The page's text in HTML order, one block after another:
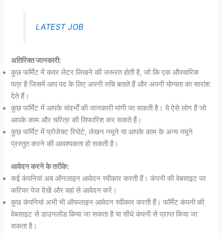
LATEST JOB
अतिरिक्त जानकारी:
कुछ फॉर्मेट में कवर लेटर लिखने की जरूरत होती है, जो कि एक औपचारिक
पत्र है जिसमें आप पद के लिए अपनी रुचि बताते हैं और अपनी योग्यता का सारांश
देते हैं।
कुछ फॉर्मेट में आपके संदर्भों की जानकारी मांगी जा सकती है। ये ऐसे लोग हैं जो
आपके काम और चरित्र की सिफारिश कर सकते हैं।
कुछ फॉर्मेट में प्रोजेक्ट रिपोर्ट, लेखन नमूने या आपके काम के अन्य नमूने
प्रस्तुत करने की आवश्यकता हो सकती है।
आवेदन करने के तरीके:
कई कंपनियां अब ऑनलाइन आवेदन स्वीकार करती हैं। कंपनी की वेबसाइट पर
करियर पेज देखें और वहां से आवेदन करें।
कुछ कंपनियां अभी भी ऑफलाइन आवेदन स्वीकार करती हैं। फॉर्मेट कंपनी की
वेबसाइट से डाउनलोड किया जा सकता है या सीधे कंपनी से प्राप्त किया जा
सकता है।